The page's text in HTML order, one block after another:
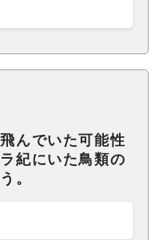
んでいた可能性
紀にいた鳥類の
。